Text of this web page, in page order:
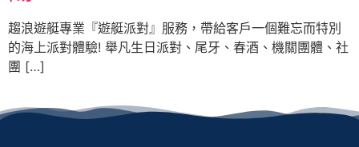
趨浪遊艇專業『遊艇派對』服務，帶給客戶一個難忘而特別
的海上派對體驗! 舉凡生日派對、尾牙、春酒、機關團體、社
團 […]